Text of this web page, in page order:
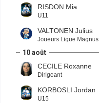
RISDON Mia
U11
VALTONEN Julius
Joueurs Ligue Magnus
10 août
CECILE Roxanne
Dirigeant
KORBOSLI Jordan
U15